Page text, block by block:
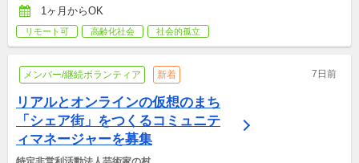
1ヶ月からOK
リモート可 高齢化社会 社会的孤立
メンバー/継続ボランティア 新着 7日前
リアルとオンラインの仮想のまち
「シェア街」をつくるコミュニテ
ィマネージャーを募集